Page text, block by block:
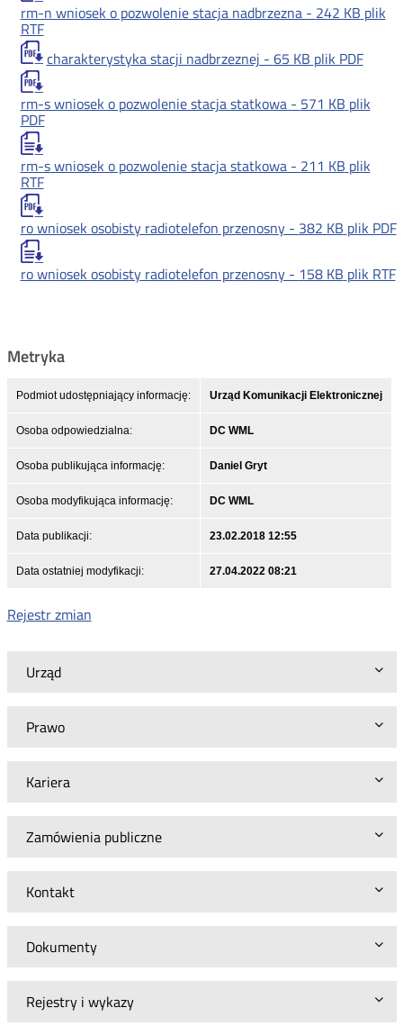
Urząd
Prawo
Kariera
Zamówienia publiczne
Kontakt
Dokumenty
Rejestry i wykazy
rm-n wniosek o pozwolenie stacja nadbrzezna - 242 KB plik
RTF
charakterystyka stacji nadbrzeznej - 65 KB plik PDF
rm-s wniosek o pozwolenie stacja statkowa - 571 KB plik
PDF
rm-s wniosek o pozwolenie stacja statkowa - 211 KB plik
RTF
ro wniosek osobisty radiotelefon przenosny - 382 KB plik PDF
ro wniosek osobisty radiotelefon przenosny - 158 KB plik RTF
Metryka
Podmiot udostępniający informację: Urząd Komunikacji Elektronicznej
Osoba odpowiedzialna: DC WML
Osoba publikująca informację: Daniel Gryt
Osoba modyfikująca informację: DC WML
Data publikacji: 23.02.2018 12:55
Data ostatniej modyfikacji: 27.04.2022 08:21
Rejestr zmian